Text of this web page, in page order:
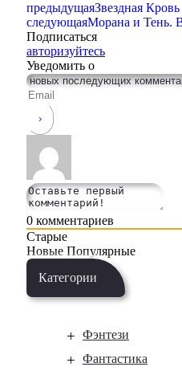
предыдущаяЗвездная
следующаяМорана и Тень.
Подписаться
авторизуйтесь
Уведомить о
0 комментариев
Старые
Новые Популярные
Категории
Фэнтези
Фантастика